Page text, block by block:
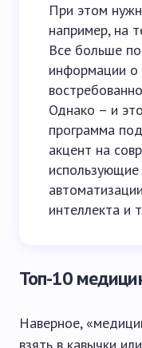
При этом
например, на
Все больше
информации
Однако – и
программа
акцент на
интеллекта и
Топ-10
Наверное,